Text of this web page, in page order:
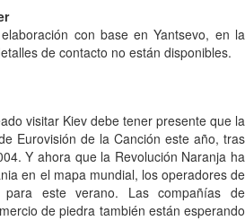
con base en Yantsevo, en la
de contacto no están disponibles.
visitar Kiev debe tener presente que la
Eurovisión de la Canción este año, tras
Y ahora que la Revolución Naranja ha
en el mapa mundial, los operadores de
este verano. Las compañías de
de piedra también están esperando